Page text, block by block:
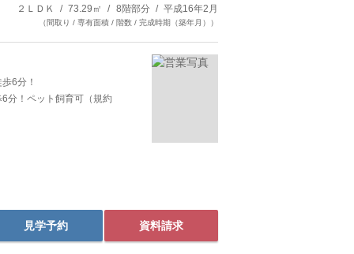
２ＬＤＫ 73.29㎡ 8階部分 平成16年2月
（間取り / 専有面積 / 階数 / 完成時期（築年月））
6分！
分！ペット飼育可（規約
見学予約 資料請求